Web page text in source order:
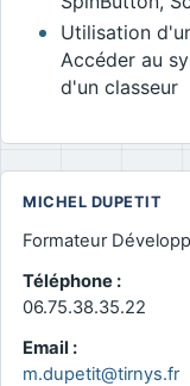
Utilisation
Accéder au
d'un classeur
MICHEL DUPETIT
Formateur
Téléphone :
06.75.38.35.22
Email :
m.dupetit@tirnys.fr